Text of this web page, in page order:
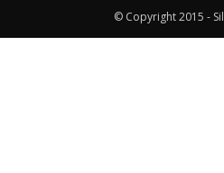
© Copyright 2015 -